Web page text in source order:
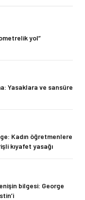
yol”
Yasaklara ve sansüre
Kadın öğretmenlere
kıyafet yasağı
bilgesi: George